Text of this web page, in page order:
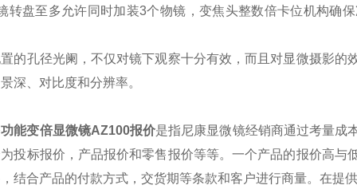
转盘至多允许同时加装3个物镜 ， 变焦头整数倍卡位机构确
的孔径光阑，不仅对镜下观察十分有效，而且对显微摄影的
深、对比度和分辨率。
能变倍显微镜AZ100报价是指尼康显微镜经销商通过考量成
投标报价，产品报价和零售报价等等。一个产品的报价高与
结合产品的付款方式，交货期等条款和客户进行商量。在提